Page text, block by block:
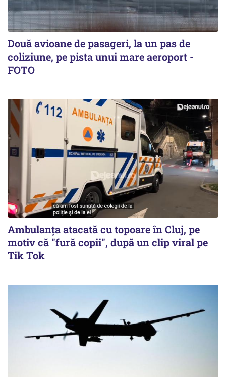
Două avioane de pasageri, la un pas de
coliziune, pe pista unui mare aeroport -
FOTO
Ambulanța atacată cu topoare în Cluj, pe
motiv că "fură copii", după un clip viral pe
Tik Tok